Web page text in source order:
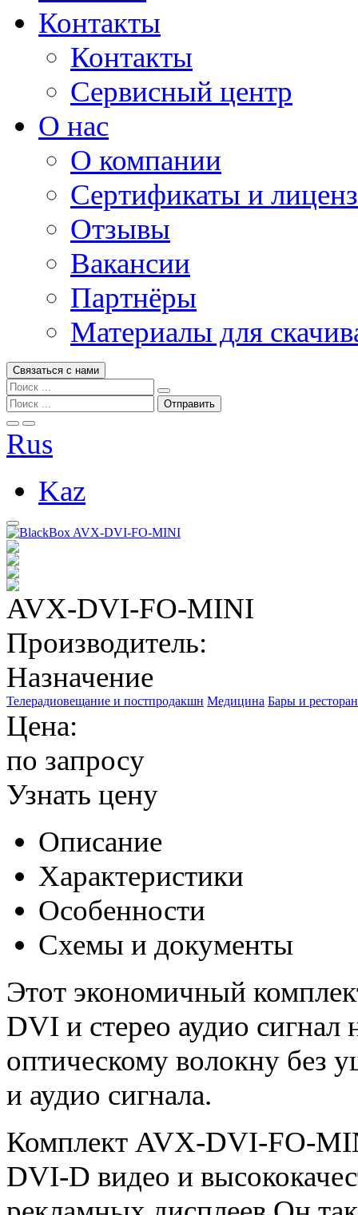
Контакты
Контакты
Сервисный центр
О нас
О компании
Сертификаты и
Отзывы
Вакансии
Партнёры
Материалы для
Связаться с нами
Rus
Kaz
AVX-DVI-FO-MINI
Производитель:
Назначение
Телерадиовещание и постпродакшн Медицина Бары и
Цена:
по запросу
Узнать цену
Описание
Характеристики
Особенности
Схемы и документы
Этот экономичный
DVI и стерео аудио
оптическому волокну без
и аудио сигнала.
Комплект AVX-DVI-FO-
DVI-D видео и